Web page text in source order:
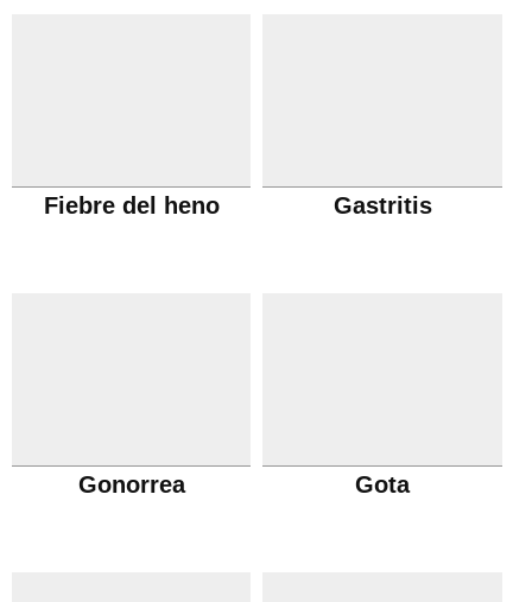
Fiebre del heno Gastritis
Gonorrea Gota